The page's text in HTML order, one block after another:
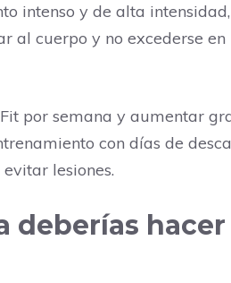
intenso y de alta
al cuerpo y no excederse
por semana y aumentar
con días de
lesiones.
deberías